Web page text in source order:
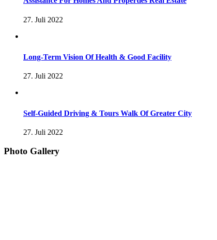
27. Juli 2022
Long-Term Vision Of Health & Good Facility
27. Juli 2022
Self-Guided Driving & Tours Walk Of Greater City
27. Juli 2022
Photo Gallery